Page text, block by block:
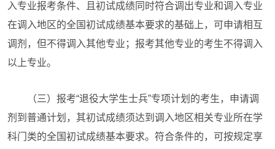
入专业报考条件、且初试成绩同时符合调出专业和调入专业
在调入地区的全国初试成绩基本要求的基础上，可申请相互
调剂，但不得调入其他专业；报考其他专业的考生不得调入
以上专业。
（三）报考“退役大学生士兵”专项计划的考生，申请调
剂到普通计划，其初试成绩须达到调入地区相关专业所在学
科门类的全国初试成绩基本要求。符合条件的，可按规定享